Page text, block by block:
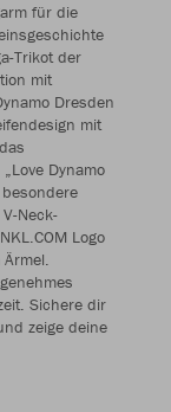
für die
Trikot der
mit
Dresden
mit
Dynamo
Neck-
Logo
Sichere dir
zeige deine